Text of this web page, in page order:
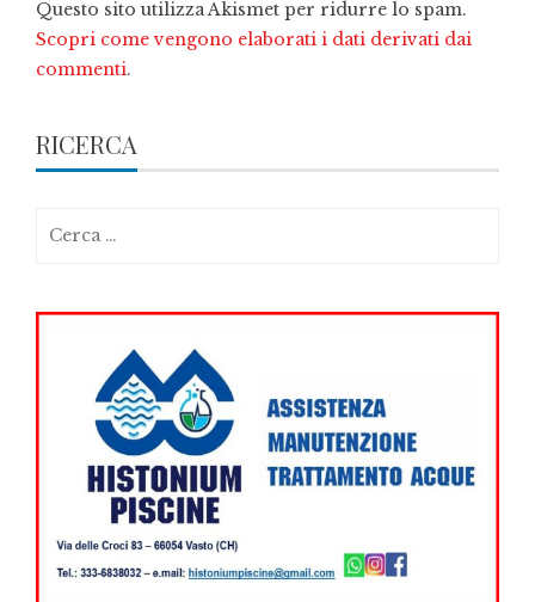
Questo sito utilizza Akismet per ridurre lo spam.
Scopri come vengono elaborati i dati derivati dai
commenti.
RICERCA